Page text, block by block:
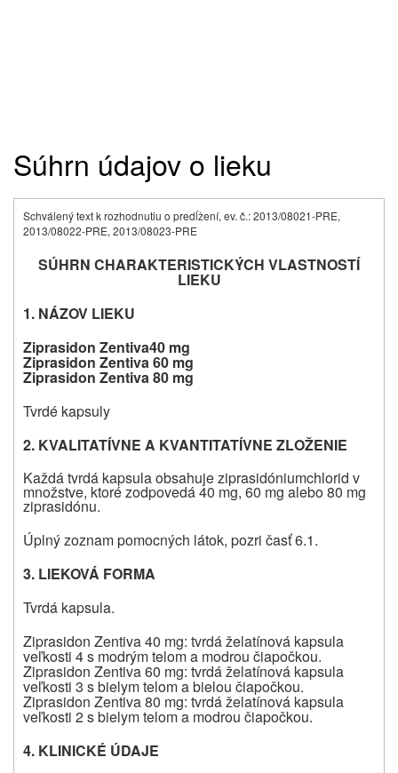
Súhrn údajov o lieku
Schválený text k rozhodnutiu o predĺžení, ev. č.: 2013/08021-PRE,
2013/08022-PRE, 2013/08023-PRE
SÚHRN CHARAKTERISTICKÝCH VLASTNOSTÍ
LIEKU
1. NÁZOV LIEKU
Ziprasidon Zentiva40 mg
Ziprasidon Zentiva60 mg
Ziprasidon Zentiva80 mg
Tvrdé kapsuly
2. KVALITATÍVNE A KVANTITATÍVNE ZLOŽENIE
Každá tvrdá kapsula obsahuje ziprasidóniumchlorid v
množstve, ktoré zodpovedá 40 mg, 60 mg alebo 80 mg
ziprasidónu.
Úplný zoznam pomocných látok, pozri časť 6.1.
3. LIEKOVÁ FORMA
Tvrdá kapsula.
Ziprasidon Zentiva40 mg: tvrdá želatínová kapsula
veľkosti 4 s modrým telom a modrou čiapočkou.
Ziprasidon Zentiva60 mg: tvrdá želatínová kapsula
veľkosti 3 s bielym telom a bielou čiapočkou.
Ziprasidon Zentiva80 mg: tvrdá želatínová kapsula
veľkosti 2 s bielym telom a modrou čiapočkou.
4. KLINICKÉ ÚDAJE